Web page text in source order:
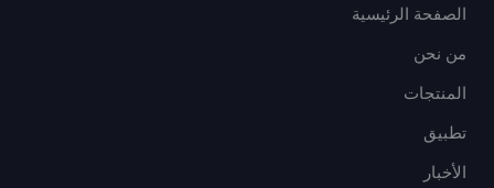
الصفحة الرئيسية
من نحن
المنتجات
تطبيق
الأخبار